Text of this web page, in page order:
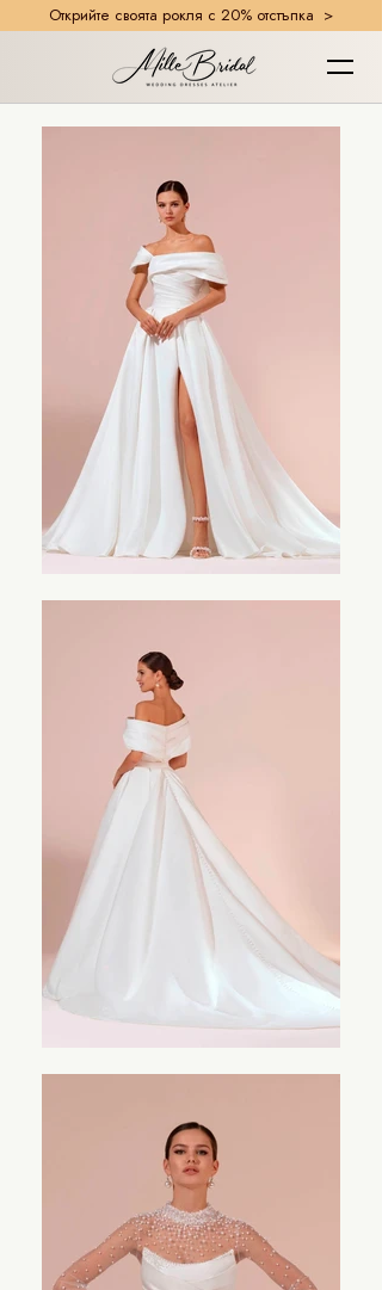
Открийте своята рокля с 20% отстъпка >